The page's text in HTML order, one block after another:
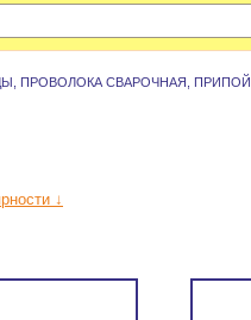
ПРОВОЛОКА СВАРОЧНАЯ, ПРИПОЙ
↓